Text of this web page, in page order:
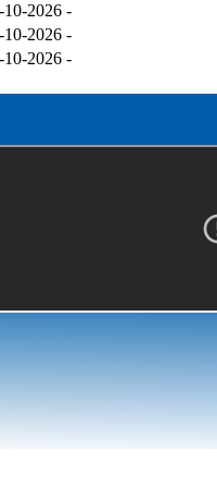
10-2026 -
10-2026 -
10-2026 -
à la